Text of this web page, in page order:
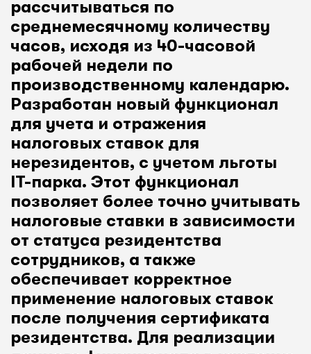
рассчитываться по
среднемесячному количеству
часов, исходя из 40-часовой
рабочей недели по
производственному календарю.
Разработан новый функционал
для учета и отражения
налоговых ставок для
нерезидентов, с учетом льготы
IT-парка. Этот функционал
позволяет более точно учитывать
налоговые ставки в зависимости
от статуса резидентства
сотрудников, а также
обеспечивает корректное
применение налоговых ставок
после получения сертификата
резидентства. Для реализации